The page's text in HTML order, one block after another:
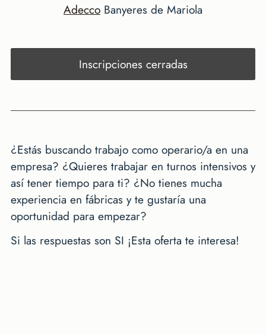
Adecco Banyeres de Mariola
Inscripciones cerradas
¿Estás buscando trabajo como operario/a en una
empresa? ¿Quieres trabajar en turnos intensivos y
así tener tiempo para ti? ¿No tienes mucha
experiencia en fábricas y te gustaría una
oportunidad para empezar?
Si las respuestas son SI ¡Esta oferta te interesa!